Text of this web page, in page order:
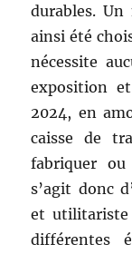
durables.
ainsi été
nécessite
exposition
2024, en
caisse de
fabriquer
s’agit donc
et utilitariste
différentes